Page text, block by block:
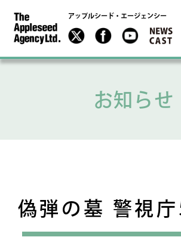
アップルシード・エージェンシー
お知らせ
偽弾の墓 警視